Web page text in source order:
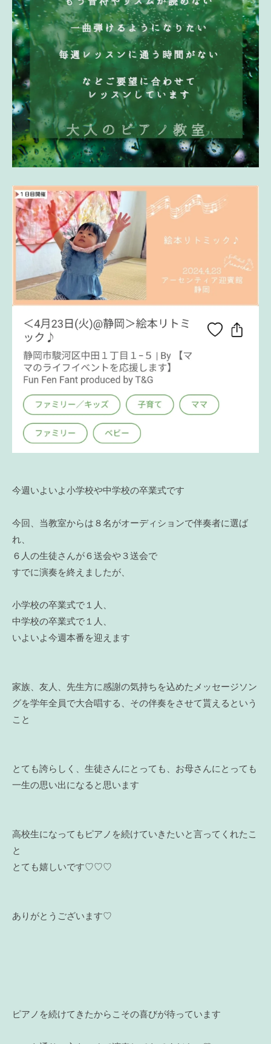
今週いよいよ小学校や中学校の卒業式です
今回、当教室からは８名がオーディションで伴奏者に選ば
れ、
６人の生徒さんが６送会や３送会で
すでに演奏を終えましたが、
小学校の卒業式で１人、
中学校の卒業式で１人、
いよいよ今週本番を迎えます
家族、友人、先生方に感謝の気持ちを込めたメッセージソン
グを学年全員で大合唱する、その伴奏をさせて貰えるという
こと
とても誇らしく、生徒さんにとっても、お母さんにとっても
一生の思い出になると思います
高校生になってもピアノを続けていきたいと言ってくれたこ
と
とても嬉しいです♡♡♡
ありがとうございます♡
ピアノを続けてきたからこその喜びが待っています